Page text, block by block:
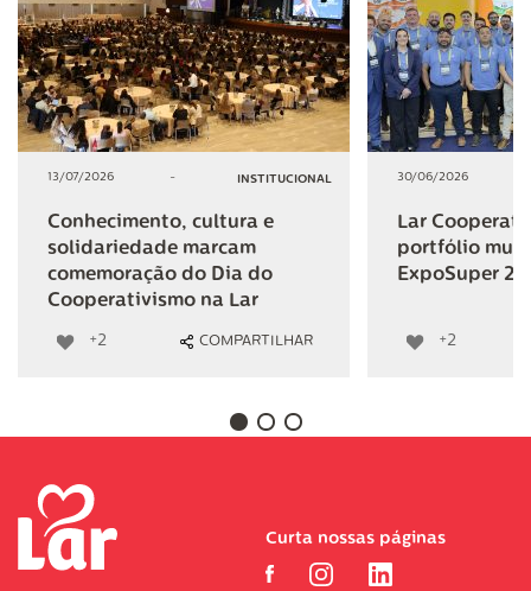
13/07/2026 - INSTITUCIONAL
Conhecimento, cultura e
solidariedade marcam
comemoração do Dia do
Cooperativismo na Lar
+2 COMPARTILHAR
30/06/2026
Lar
portfólio
ExpoSuper
+2
Curta nossas páginas